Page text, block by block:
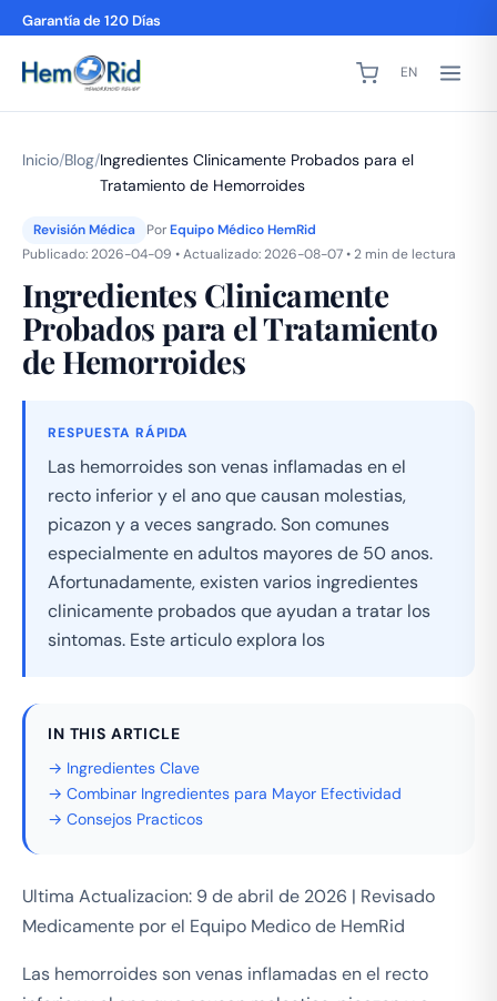
Garantía de 120 Días
EN
Inicio/Blog/Ingredientes Clinicamente Probados para el
Tratamiento de Hemorroides
Revisión Médica PorEquipo Médico HemRid
Publicado: 2026-04-09 • Actualizado: 2026-08-07 • 2 min de lectura
Ingredientes Clinicamente
Probados para el Tratamiento
de Hemorroides
RESPUESTA RÁPIDA
Las hemorroides son venas inflamadas en el
recto inferior y el ano que causan molestias,
picazon y a veces sangrado. Son comunes
especialmente en adultos mayores de 50 anos.
Afortunadamente, existen varios ingredientes
clinicamente probados que ayudan a tratar los
sintomas. Este articulo explora los
IN THIS ARTICLE
→ Ingredientes Clave
→ Combinar Ingredientes para Mayor Efectividad
→ Consejos Practicos
Ultima Actualizacion: 9 de abril de 2026 | Revisado
Medicamente por el Equipo Medico de HemRid
Las hemorroides son venas inflamadas en el recto